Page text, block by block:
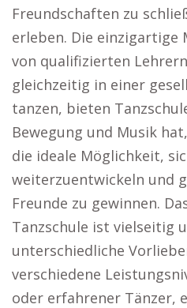
Freundschaften zu
erleben. Die einzigartige
von qualifizierten
gleichzeitig in einer
tanzen, bieten
Bewegung und Musik
die ideale Möglichkeit,
weiterzuentwickeln und
Freunde zu gewinnen.
Tanzschule ist vielseitig
unterschiedliche
verschiedene
oder erfahrener Tänzer,